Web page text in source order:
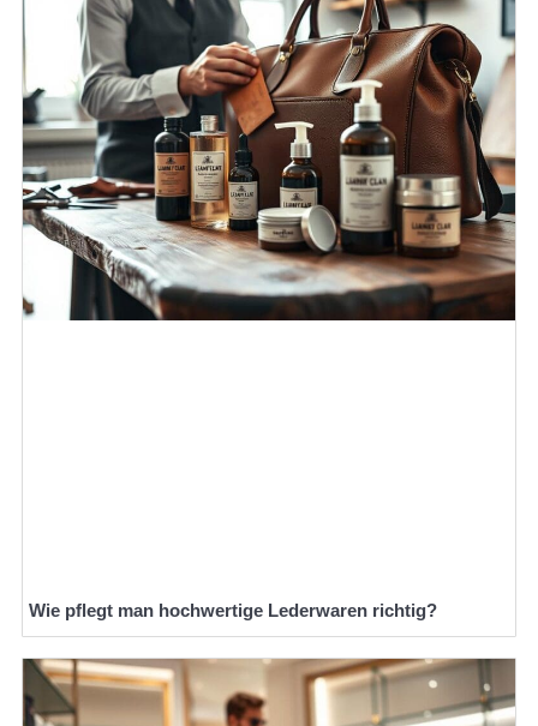
Wie pflegt man hochwertige Lederwaren richtig?